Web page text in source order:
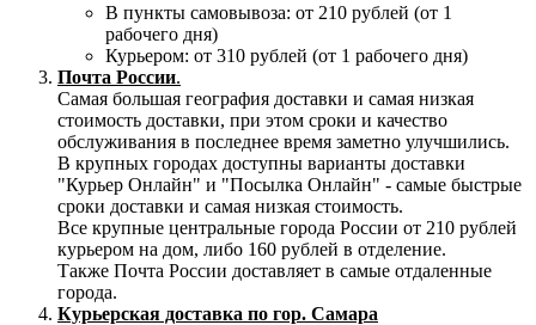
В пункты самовывоза: от 210 рублей (от 1
рабочего дня)
Курьером: от 310 рублей (от 1 рабочего дня)
Почта России.
Самая большая география доставки и самая низкая
стоимость доставки, при этом сроки и качество
обслуживания в последнее время заметно улучшились.
В крупных городах доступны варианты доставки
"Курьер Онлайн" и "Посылка Онлайн" - самые быстрые
сроки доставки и самая низкая стоимость.
Все крупные центральные города России от 210 рублей
курьером на дом, либо 160 рублей в отделение.
Также Почта России доставляет в самые отдаленные
города.
Курьерская доставка по гор. Самара